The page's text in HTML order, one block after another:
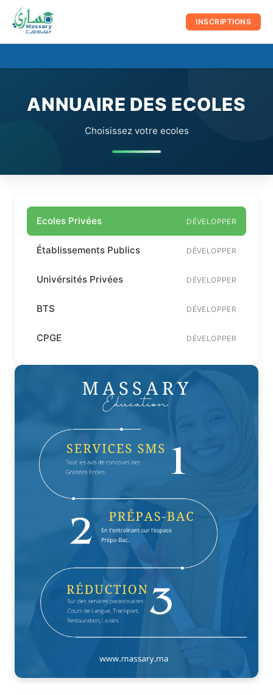
contenu
INSCRIPTIONS
ANNUAIRE DES ECOLES
Choisissez votre ecoles
Ecoles Privées DÉVELOPPER
Établissements Publics DÉVELOPPER
Univérsités Privées DÉVELOPPER
BTS DÉVELOPPER
CPGE DÉVELOPPER